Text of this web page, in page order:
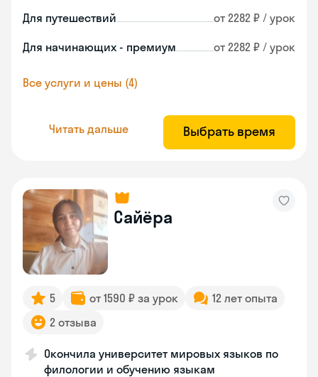
Для путешествий от 2282 ₽ / урок
Для начинающих - премиум от 2282 ₽ / урок
Все услуги и цены (4)
Читать дальше Выбрать время
Сайёра
5 от 1590 ₽ за урок
12 лет опыта
2 отзыва
Окончила университет мировых языков по
филологии и обучению языкам